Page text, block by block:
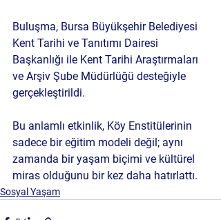
Buluşma, Bursa Büyükşehir Belediyesi
Kent Tarihi ve Tanıtımı Dairesi
Başkanlığı ile Kent Tarihi Araştırmaları
ve Arşiv Şube Müdürlüğü desteğiyle
gerçekleştirildi.
Bu anlamlı etkinlik, Köy Enstitülerinin
sadece bir eğitim modeli değil; aynı
zamanda bir yaşam biçimi ve kültürel
miras olduğunu bir kez daha hatırlattı.
Sosyal Yaşam